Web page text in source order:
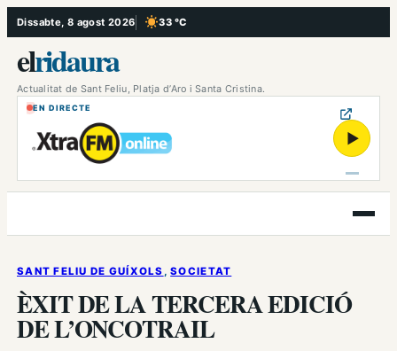
Vés
al
contingut
Dissabte, 8 agost 2026 33 °C
, Cel serè
elridaura
Actualitat de Sant Feliu, Platja d’Aro i Santa Cristina.
EN DIRECTE
▶
Obre
el
SANT FELIU DE GUÍXOLS , SOCIETAT
ÈXIT DE LA TERCERA EDICIÓ
DE L’ONCOTRAIL